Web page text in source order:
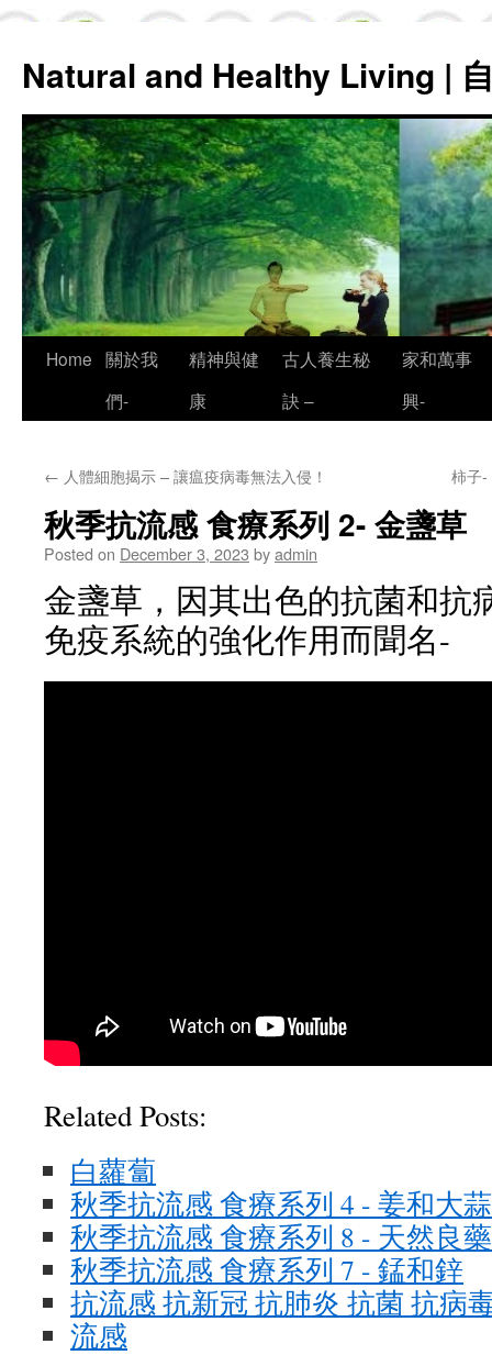
Natural and Healthy Living |
Skip
Home 關於我
們-
精神與健
康
古人養生秘
訣 –
家和萬事
興-
← 人體細胞揭示 – 讓瘟疫病毒無法入侵！ 柿子
秋季抗流感 食療系列 2- 金盞草
Posted on December 3, 2023 byadmin
金盞草，因其出色的抗菌和抗
免疫系統的強化作用而聞名-
Related Posts:
白蘿蔔
秋季抗流感 食療系列 4 - 姜和大蒜
秋季抗流感 食療系列 8 - 天然良
秋季抗流感 食療系列 7 - 錳和鋅
抗流感 抗新冠 抗肺炎 抗菌 抗病
流感